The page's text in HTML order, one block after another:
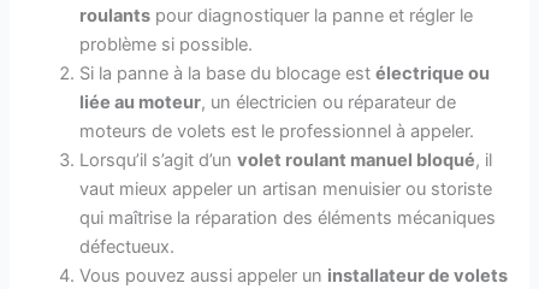
roulants pour diagnostiquer la panne et régler le
problème si possible.
Si la panne à la base du blocage estélectrique ou
liée au moteur, un électricien ou réparateur de
moteurs de volets est le professionnel à appeler.
Lorsqu’il s’agit d’unvolet roulant manuel bloqué, il
vaut mieux appeler un artisan menuisier ou storiste
qui maîtrise la réparation des éléments mécaniques
défectueux.
Vous pouvez aussi appeler un installateur de volets